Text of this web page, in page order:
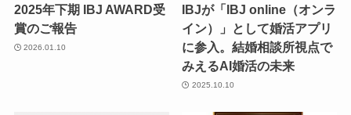
2025年下期 IBJ AWARD受
賞のご報告
2026.01.10
IBJが「IBJ online（オンラ
イン）」として婚活アプリ
に参入。結婚相談所視点で
みえるAI婚活の未来
2025.10.10